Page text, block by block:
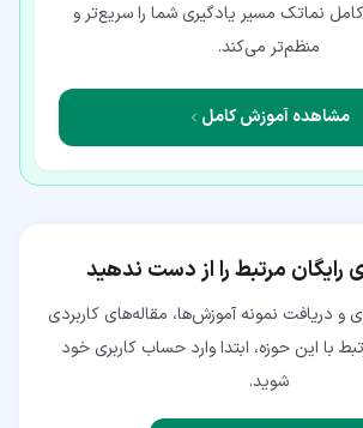
نماتک مسیر یادگیری شما را سریع‌تر و
منظم‌تر می‌کند.
مشاهده آموزش کامل
مرتبط را از دست ندهید
و دریافت نمونه آموزش‌ها، مقاله‌های کاربردی
با این حوزه، ابتدا وارد حساب کاربری خود
شوید.